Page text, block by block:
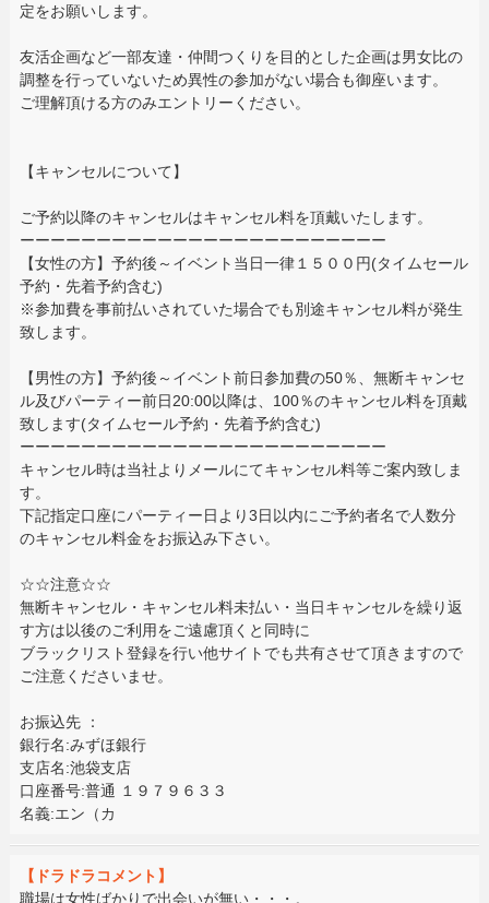
定をお願いします。
友活企画など一部友達・仲間つくりを目的とした企画は男女比の
調整を行っていないため異性の参加がない場合も御座います。
ご理解頂ける方のみエントリーください。
【キャンセルについて】
ご予約以降のキャンセルはキャンセル料を頂戴いたします。
ーーーーーーーーーーーーーーーーーーーーーーーー
【女性の方】予約後～イベント当日一律１５００円(タイムセール
予約・先着予約含む)
※参加費を事前払いされていた場合でも別途キャンセル料が発生
致します。
【男性の方】予約後～イベント前日参加費の50％、無断キャンセ
ル及びパーティー前日20:00以降は、100％のキャンセル料を頂戴
致します(タイムセール予約・先着予約含む)
ーーーーーーーーーーーーーーーーーーーーーーーー
キャンセル時は当社よりメールにてキャンセル料等ご案内致しま
す。
下記指定口座にパーティー日より3日以内にご予約者名で人数分
のキャンセル料金をお振込み下さい。
☆☆注意☆☆
無断キャンセル・キャンセル料未払い・当日キャンセルを繰り返
す方は以後のご利用をご遠慮頂くと同時に
ブラックリスト登録を行い他サイトでも共有させて頂きますので
ご注意くださいませ。
お振込先 ：
銀行名:みずほ銀行
支店名:池袋支店
口座番号:普通 １９７９６３３
名義:エン（カ
【ドラドラコメント】
職場は女性ばかりで出会いが無い・・・。